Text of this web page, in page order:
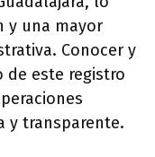
y una mayor
Conocer y
este registro
y transparente.